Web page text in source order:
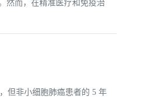
然而，在精准医疗和免疫治
但非小细胞肺癌患者的 5 年